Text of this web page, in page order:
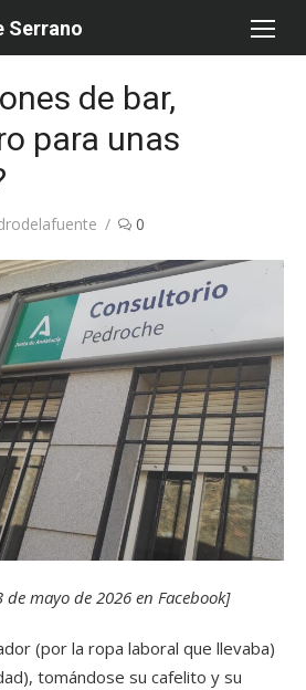
Serrano
de bar,
para unas
0
mayo de 2026 en Facebook]
(por la ropa laboral que llevaba)
tomándose su cafelito y su